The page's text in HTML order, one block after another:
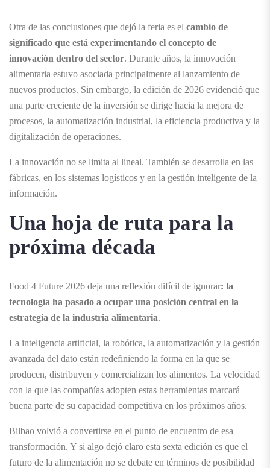
Otra de las conclusiones que dejó la feria es el cambio de
significado que está experimentando el concepto de
innovación dentro del sector. Durante años, la innovación
alimentaria estuvo asociada principalmente al lanzamiento de
nuevos productos. Sin embargo, la edición de 2026 evidenció que
una parte creciente de la inversión se dirige hacia la mejora de
procesos, la automatización industrial, la eficiencia productiva y la
digitalización de operaciones.
La innovación no se limita al lineal. También se desarrolla en las
fábricas, en los sistemas logísticos y en la gestión inteligente de la
información.
Una hoja de ruta para la
próxima década
Food 4 Future 2026 deja una reflexión difícil de ignorar: la
tecnología ha pasado a ocupar una posición central en la
estrategia de la industria alimentaria.
La inteligencia artificial, la robótica, la automatización y la gestión
avanzada del dato están redefiniendo la forma en la que se
producen, distribuyen y comercializan los alimentos. La velocidad
con la que las compañías adopten estas herramientas marcará
buena parte de su capacidad competitiva en los próximos años.
Bilbao volvió a convertirse en el punto de encuentro de esa
transformación. Y si algo dejó claro esta sexta edición es que el
futuro de la alimentación no se debate en términos de posibilidad